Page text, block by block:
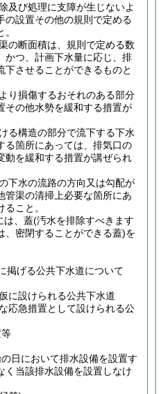
及び処理に支障が生じないよ
の設置その他の規則で定める
の断面積は、規則で定める数
かつ、計画下水量に応じ、排
下させることができるものと
り損傷するおそれのある部分
その他水勢を緩和する措置が
る構造の部分で流下する下水
る箇所にあっては、排気口の
動を緩和する措置が講ぜられ
下水の流路の方向又は勾配が
管渠の清掃上必要な箇所にあ
こと。
は、蓋(汚水を排除すべきます
、密閉することができる蓋)を
掲げる公共下水道について
に設けられる公共下水道
応急措置として設けられる公
日において排水設備を設置す
く当該排水設備を設置しなけ